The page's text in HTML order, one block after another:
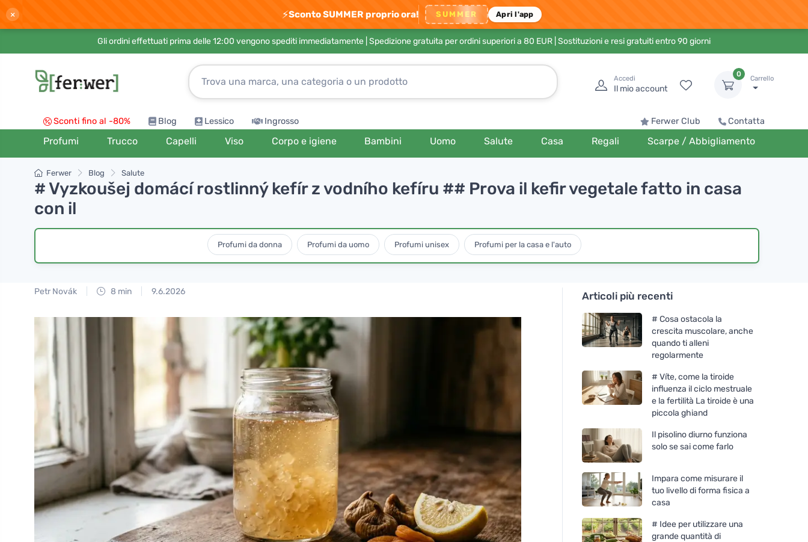
× ⚡Sconto SUMMER proprio ora! SUMMER Apri l'app
Gli ordini effettuati prima delle 12:00 vengono spediti immediatamente | Spedizione gratuita per ordini superiori a 80 EUR | Sostituzioni e resi gratuiti entro 90 giorni
Accedi
Il mio account
0
Carrello
Sconti fino al -80% Blog Lessico Ingrosso Ferwer Club Contatta
Profumi Trucco Capelli Viso Corpo e igiene Bambini Uomo Salute Casa Regali Scarpe / Abbigliamento
Ferwer Blog Salute
# Vyzkoušej domácí rostlinný kefír z vodního kefíru ## Prova il kefir vegetale fatto in casa
con il
Profumi da donna Profumi da uomo Profumi unisex Profumi per la casa e l'auto
Petr Novák 8 min 9.6.2026 Articoli più recenti
# Cosa ostacola la
crescita muscolare, anche
quando ti alleni
regolarmente
# Víte, come la tiroide
influenza il ciclo mestruale
e la fertilità La tiroide è una
piccola ghiand
Il pisolino diurno funziona
solo se sai come farlo
Impara come misurare il
tuo livello di forma fisica a
casa
# Idee per utilizzare una
grande quantità di